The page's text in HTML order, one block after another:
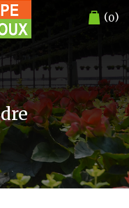
(0)